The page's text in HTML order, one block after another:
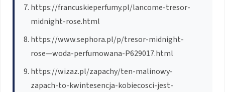
https://francuskieperfumy.pl/lancome-tresor-
midnight-rose.html
https://www.sephora.pl/p/tresor-midnight-
rose—woda-perfumowana-P629017.html
https://wizaz.pl/zapachy/ten-malinowy-
zapach-to-kwintesencja-kobiecosci-jest-